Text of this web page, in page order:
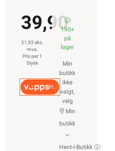
39,90
31,92 eks.
mva.
Pris per 1
Stykk
Hurtigkasse
190+
på
lager
Min
butikk
ikke
valgt,
velg
Min
butikk
Hent-i-Butikk